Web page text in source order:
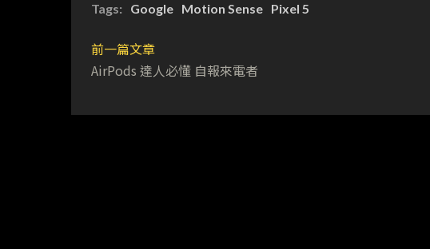
Tags: Google Motion Sense Pixel 5
前一篇文章
AirPods 達人必懂 自報來電者